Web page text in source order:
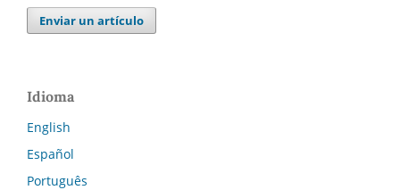
Enviar un artículo
Idioma
English
Español
Português